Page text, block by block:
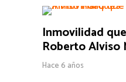
Inmovilidad
Roberto Alviso
Hace 6 años